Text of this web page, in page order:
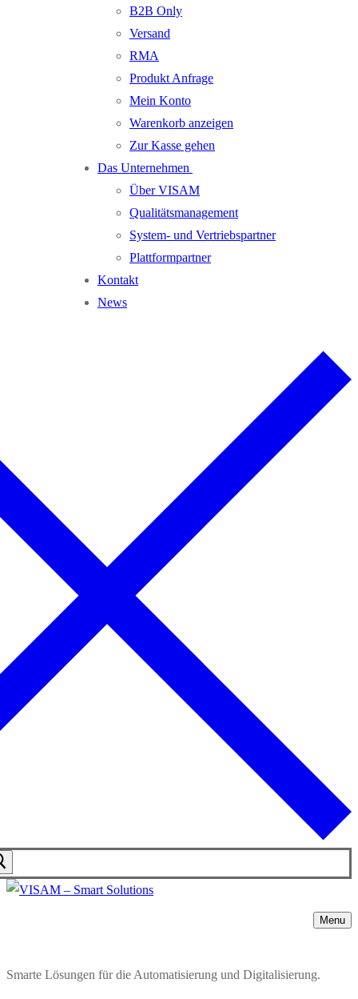
B2B Only
Versand
RMA
Produkt Anfrage
Mein Konto
Warenkorb anzeigen
Zur Kasse gehen
Das Unternehmen
Über VISAM
Qualitätsmanagement
System- und Vertriebspartner
Plattformpartner
Kontakt
News
Menu
Smarte Lösungen für die Automatisierung und Digitalisierung.